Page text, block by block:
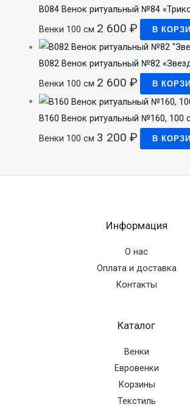
В084 Венок ритуальный №84
Венки 100 см 2 600 ₽ В
В082 Венок ритуальный №82
Венки 100 см 2 600 ₽ В
В160 Венок ритуальный №160, 100
Венки 100 см 3 200 ₽ В
Информация
О нас
Оплата и доставка
Контакты
Каталог
Венки
Евровенки
Корзины
Текстиль